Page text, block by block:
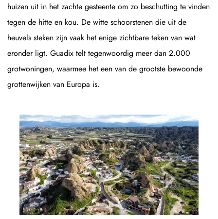
huizen uit in het zachte gesteente om zo beschutting te vinden
tegen de hitte en kou. De witte schoorstenen die uit de
heuvels steken zijn vaak het enige zichtbare teken van wat
eronder ligt. Guadix telt tegenwoordig meer dan 2.000
grotwoningen, waarmee het een van de grootste bewoonde
grottenwijken van Europa is.